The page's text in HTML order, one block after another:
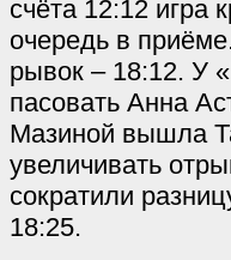
счёта 12:12 игра
очередь в
рывок – 18:12. У
пасовать Анна
Мазиной вышла
увеличивать
сократили
18:25.